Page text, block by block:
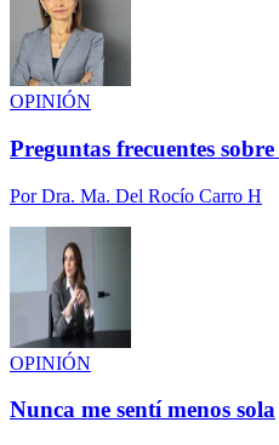
OPINIÓN
Preguntas frecuentes
PorDra. Ma. Del Rocío Carro H
OPINIÓN
Nunca me sentí menos sola